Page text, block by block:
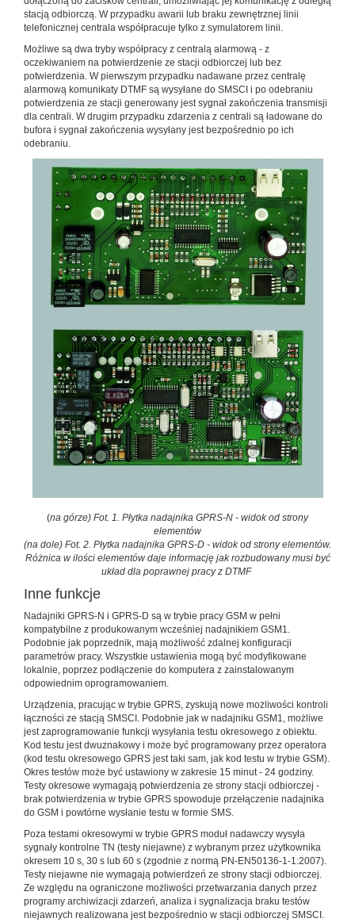
stacją odbiorczą. W przypadku awarii lub braku zewnętrznej linii
telefonicznej centrala współpracuje tylko z symulatorem linii.
Możliwe są dwa tryby współpracy z centralą alarmową - z
oczekiwaniem na potwierdzenie ze stacji odbiorczej lub bez
potwierdzenia. W pierwszym przypadku nadawane przez centralę
alarmową komunikaty DTMF są wysyłane do SMSCI i po odebraniu
potwierdzenia ze stacji generowany jest sygnał zakończenia transmisji
dla centrali. W drugim przypadku zdarzenia z centrali są ładowane do
bufora i sygnał zakończenia wysyłany jest bezpośrednio po ich
odebraniu.
(na górze) Fot. 1. Płytka nadajnika GPRS-N - widok od strony
elementów
(na dole) Fot. 2. Płytka nadajnika GPRS-D - widok od strony elementów.
Różnica w ilości elementów daje informację jak rozbudowany musi być
układ dla poprawnej pracy z DTMF
Inne funkcje
Nadajniki GPRS-N i GPRS-D są w trybie pracy GSM w pełni
kompatybilne z produkowanym wcześniej nadajnikiem GSM1.
Podobnie jak poprzednik, mają możliwość zdalnej konfiguracji
parametrów pracy. Wszystkie ustawienia mogą być modyfikowane
lokalnie, poprzez podłączenie do komputera z zainstalowanym
odpowiednim oprogramowaniem.
Urządzenia, pracując w trybie GPRS, zyskują nowe możliwości kontroli
łączności ze stacją SMSCI. Podobnie jak w nadajniku GSM1, możliwe
jest zaprogramowanie funkcji wysyłania testu okresowego z obiektu.
Kod testu jest dwuznakowy i może być programowany przez operatora
(kod testu okresowego GPRS jest taki sam, jak kod testu w trybie GSM).
Okres testów może być ustawiony w zakresie 15 minut - 24 godziny.
Testy okresowe wymagają potwierdzenia ze strony stacji odbiorczej -
brak potwierdzenia w trybie GPRS spowoduje przełączenie nadajnika
do GSM i powtórne wysłanie testu w formie SMS.
Poza testami okresowymi w trybie GPRS moduł nadawczy wysyła
sygnały kontrolne TN (testy niejawne) z wybranym przez użytkownika
okresem 10 s, 30 s lub 60 s (zgodnie z normą PN-EN50136-1-1:2007).
Testy niejawne nie wymagają potwierdzeń ze strony stacji odbiorczej.
Ze względu na ograniczone możliwości przetwarzania danych przez
programy archiwizacji zdarzeń, analiza i sygnalizacja braku testów
niejawnych realizowana jest bezpośrednio w stacji odbiorczej SMSCI.